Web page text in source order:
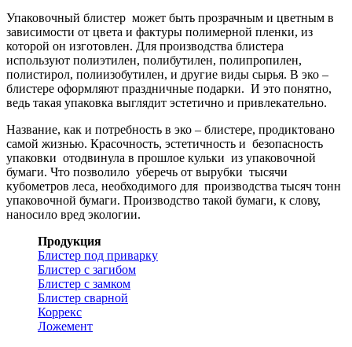
Упаковочный блистер может быть прозрачным и цветным в
зависимости от цвета и фактуры полимерной пленки, из
которой он изготовлен. Для производства блистера
используют полиэтилен, полибутилен, полипропилен,
полистирол, полиизобутилен, и другие виды сырья. В эко –
блистере оформляют праздничные подарки. И это понятно,
ведь такая упаковка выглядит эстетично и привлекательно.
Название, как и потребность в эко – блистере, продиктовано
самой жизнью. Красочность, эстетичность и безопасность
упаковки отодвинула в прошлое кульки из упаковочной
бумаги. Что позволило уберечь от вырубки тысячи
кубометров леса, необходимого для производства тысяч тонн
упаковочной бумаги. Производство такой бумаги, к слову,
наносило вред экологии.
Продукция
Блистер под приварку
Блистер с загибом
Блистер с замком
Блистер сварной
Коррекс
Ложемент